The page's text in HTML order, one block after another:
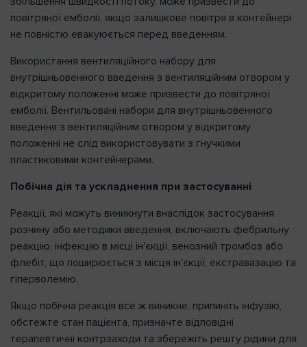
повітряної емболії, якщо залишкове повітря в контейнері
не повністю евакуюється перед введенням.
Використання вентиляційного набору для
внутрішньовенного введення з вентиляційним отвором у
відкритому положенні може призвести до повітряної
емболії. Вентильовані набори для внутрішньовенного
введення з вентиляційним отвором у відкритому
положенні не слід використовувати з гнучкими
пластиковими контейнерами.
Побічна дія та ускладнення при застосуванні
Реакції, які можуть виникнути внаслідок застосування
розчину або методики введення, включають фебрильну
реакцію, інфекцію в місці ін'єкції, венозний тромбоз або
флебіт, що поширюється з місця ін'єкції, екстравазацію та
гіперволемію.
Якщо побічна реакція все ж виникне, припиніть інфузію,
обстежте стан пацієнта, призначте відповідні
терапевтичні контрзаходи та збережіть решту рідини для